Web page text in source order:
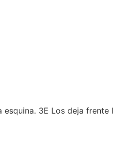
3E Los deja frente